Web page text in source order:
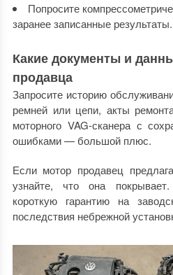
Попросите
заранее записанные результаты.
Какие документы и
продавца
Запросите историю
ремней или цепи, акты
моторного VAG-сканера с
ошибками — большой плюс.
Если мотор продавец
узнайте, что она
короткую гарантию на
последствия небрежной